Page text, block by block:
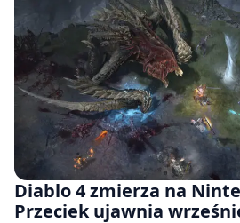
Diablo 4 zmierza na
Przeciek ujawnia